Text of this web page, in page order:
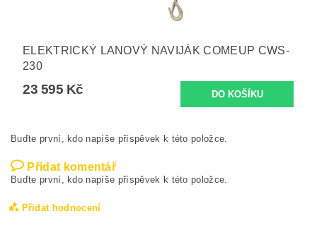
ELEKTRICKÝ LANOVÝ NAVIJÁK COMEUP CWS-
230
23 595 Kč
Buďte první, kdo napíše příspěvek k této položce.
Přidat komentář
Buďte první, kdo napíše příspěvek k této položce.
Přidat hodnocení